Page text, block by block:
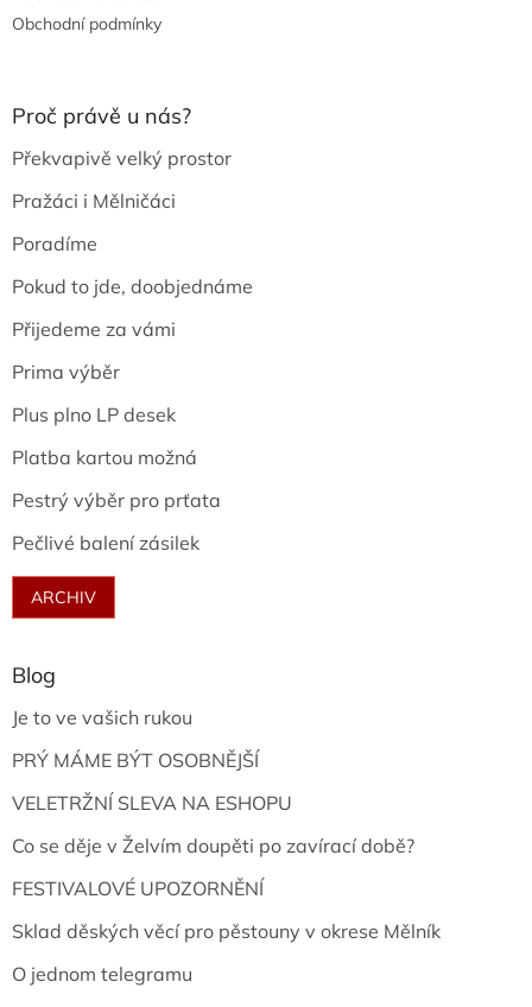
Obchodní podmínky
Proč právě u nás?
Překvapivě velký prostor
Pražáci i Mělničáci
Poradíme
Pokud to jde, doobjednáme
Přijedeme za vámi
Prima výběr
Plus plno LP desek
Platba kartou možná
Pestrý výběr pro prťata
Pečlivé balení zásilek
ARCHIV
Blog
Je to ve vašich rukou
PRÝ MÁME BÝT OSOBNĚJŠÍ
VELETRŽNÍ SLEVA NA ESHOPU
Co se děje v Želvím doupěti po zavírací době?
FESTIVALOVÉ UPOZORNĚNÍ
Sklad děských věcí pro pěstouny v okrese Mělník
O jednom telegramu